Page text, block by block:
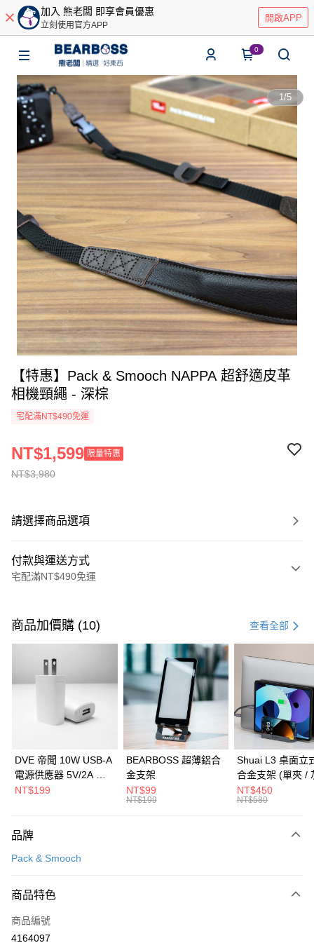
加入 熊老闆 即享會員優惠
立刻使用官方APP
開啟APP
0
1/5
【特惠】Pack & Smooch NAPPA 超舒適皮革
相機頸繩 - 深棕
宅配滿NT$490免運
NT$3,980
NT$1,599 限量特惠
請選擇商品選項
付款與運送方式
宅配滿NT$490免運
信用卡一次付款
3 期 0 利率 每期 NT$663
第一商業銀行
華南商業銀行
彰化商業銀行
上海商業儲蓄銀行
台北富邦商業銀行
兆豐國際商業銀行
臺灣中小企業銀行
台中商業銀行
匯豐（台灣）商業銀行
華泰商業銀行
聯邦商業銀行
元大商業銀行
台灣樂天信用卡公司
NT$331 21家銀行
合作金庫商業銀行
第一商業銀行
彰化商業銀行
台北富邦商業銀行
國泰世華商業銀行
兆豐國際商業銀行
臺灣中小企業銀行
匯豐（台灣）商業銀行
玉山商業銀行
台灣樂天信用卡公司
街口支付
悠遊付
相關說明
1.本服務由台灣大哥大提供，台灣大哥大用戶可立即使用無須另外申請。
2.付款方式選擇「大哥付你分期」，訂單成立後會自動跳轉到大哥付的交易
ATM付款
貨到付款
商品加價購 (10) 查看全部
DVE 帝聞 10W USB-A
電源供應器 5V/2A 充
電頭 (適用閱讀器、小
NT$199
BEARBOSS 超薄鋁合
金支架
NT$99
NT$199
Shuai L3 桌面立
合金支架 (單夾 /
NT$450
NT$580
品牌
Pack & Smooch
商品特色
商品編號
4164097